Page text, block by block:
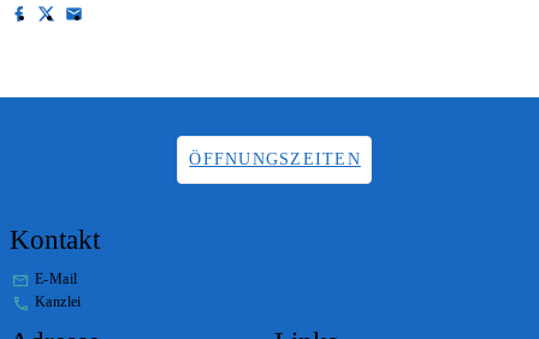
ÖFFNUNGSZEITEN
Kontakt
E-Mail
Kanzlei